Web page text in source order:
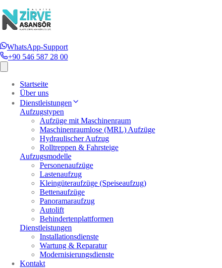
WhatsApp-Support
+90 546 587 28 00
Startseite
Über uns
Dienstleistungen
Aufzugstypen
Aufzüge mit Maschinenraum
Maschinenraumlose (MRL) Aufzüge
Hydraulischer Aufzug
Rolltreppen & Fahrsteige
Aufzugsmodelle
Personenaufzüge
Lastenaufzug
Kleingüteraufzüge (Speiseaufzug)
Bettenaufzüge
Panoramaraufzug
Autolift
Behindertenplattformen
Dienstleistungen
Installationsdienste
Wartung & Reparatur
Modernisierungsdienste
Kontakt